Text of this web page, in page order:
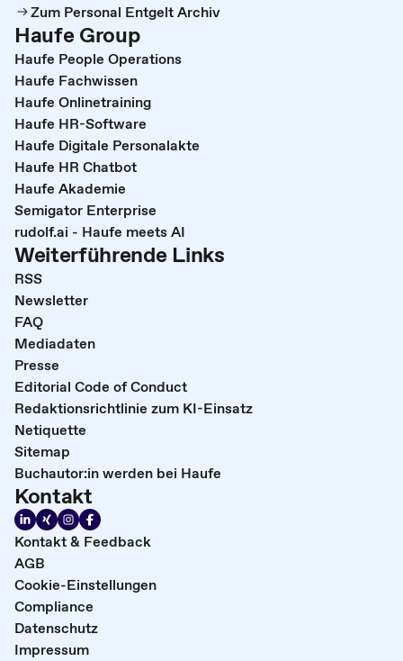
Zum Personal Entgelt Archiv
Haufe Group
Haufe People Operations
Haufe Fachwissen
Haufe Onlinetraining
Haufe HR-Software
Haufe Digitale Personalakte
Haufe HR Chatbot
Haufe Akademie
Semigator Enterprise
rudolf.ai - Haufe meets AI
Weiterführende Links
RSS
Newsletter
FAQ
Mediadaten
Presse
Editorial Code of Conduct
Redaktionsrichtlinie zum KI-Einsatz
Netiquette
Sitemap
Buchautor:in werden bei Haufe
Kontakt
Kontakt & Feedback
AGB
Cookie-Einstellungen
Compliance
Datenschutz
Impressum